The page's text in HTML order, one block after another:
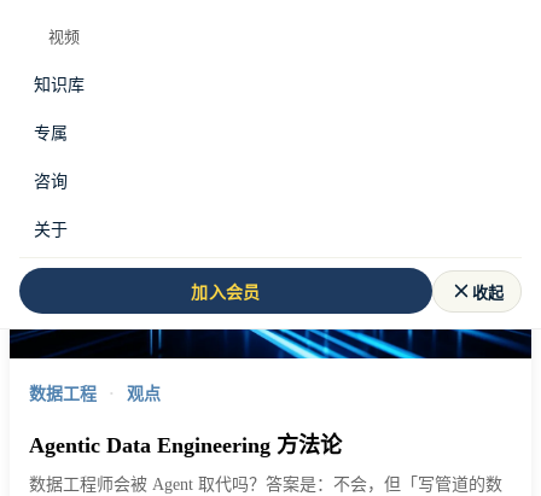
视频
知识库
专属
咨询
关于
加入会员 收起
知识库
共 108 篇文章
数据工程 · 观点
Agentic Data Engineering 方法论
数据工程师会被 Agent 取代吗？答案是：不会，但「写管道的数